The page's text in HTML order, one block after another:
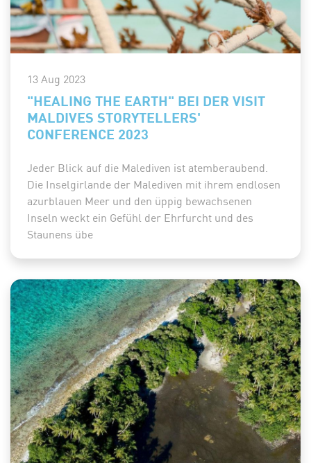
13 Aug 2023
"HEALING THE EARTH" BEI DER VISIT
MALDIVES STORYTELLERS'
CONFERENCE 2023
Jeder Blick auf die Malediven ist atemberaubend.
Die Inselgirlande der Malediven mit ihrem endlosen
azurblauen Meer und den üppig bewachsenen
Inseln weckt ein Gefühl der Ehrfurcht und des
Staunens übe